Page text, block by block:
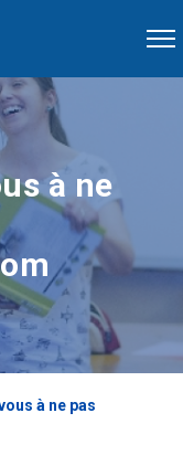
à ne
à ne pas